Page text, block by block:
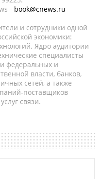
- book@cnews.ru
и сотрудники одной
экономики:
Ядро аудитории
специалисты
федеральных и
власти, банков,
сетей, а также
поставщиков
связи.